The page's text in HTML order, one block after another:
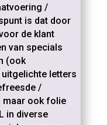
/
is dat door
de klant
van specials
(ook
letters
/
maar ook folie
in diverse